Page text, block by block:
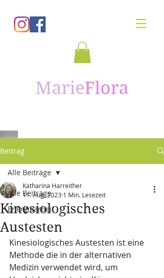
MarieFlora
Beitrag
Alle Beiträge
Energiearbeit
Alle Beiträge
Kinesiologisches
Austesten
Katharina Harreither
11. Aug. 2023 1 Min. Lesezeit
Kinesiologisches Austesten ist eine
Methode die in der alternativen
Medizin verwendet wird, um